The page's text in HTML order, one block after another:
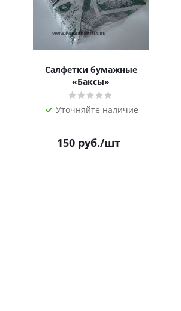
Салфетки бумажные
«Баксы»
Уточняйте наличие
150 руб./шт